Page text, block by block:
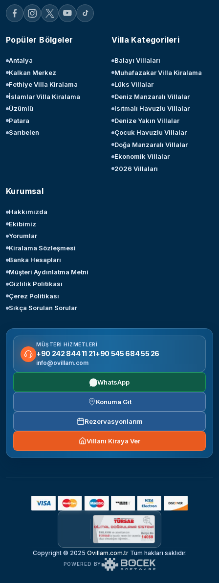
Popüler Bölgeler
Antalya
Kalkan Merkez
Fethiye Villa Kiralama
İslamlar Villa Kiralama
Üzümlü
Patara
Sarıbelen
Villa Kategorileri
Balayı Villaları
Muhafazakar Villa Kiralama
Lüks Villalar
Deniz Manzaralı Villalar
Isıtmalı Havuzlu Villalar
Denize Yakın Villalar
Çocuk Havuzlu Villalar
Doğa Manzaralı Villalar
Ekonomik Villalar
2026 Villaları
Kurumsal
Hakkımızda
Ekibimiz
Yorumlar
Kiralama Sözleşmesi
Banka Hesapları
Müşteri Aydınlatma Metni
Gizlilik Politikası
Çerez Politikası
Sıkça Sorulan Sorular
MÜŞTERI HIZMETLERI
+90 242 844 11 21+90 545 684 55 26
info@ovillam.com
WhatsApp
Konuma Git
Rezervasyonlarım
Villanı Kiraya Ver
Copyright © 2025 Ovillam.com.trTüm hakları saklıdır.
POWERED BY